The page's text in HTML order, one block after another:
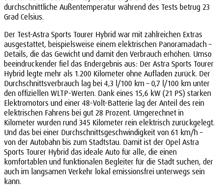
durchschnittliche Außentemperatur während des Tests betrug 23
Grad Celsius.
Der Test-Astra Sports Tourer Hybrid war mit zahlreichen Extras
ausgestattet, beispielsweise einem elektrischen Panoramadach –
Details, die das Gewicht und damit den Verbrauch erhöhen. Umso
beeindruckender fiel das Endergebnis aus: Der Astra Sports Tourer
Hybrid legte mehr als 1.200 Kilometer ohne Aufladen zurück. Der
Durchschnittsverbrauch lag bei 4,3 l/100 km – 0,7 l/100 km unter
den offiziellen WLTP-Werten. Dank eines 15,6 kW (21 PS) starken
Elektromotors und einer 48-Volt-Batterie lag der Anteil des rein
elektrischen Fahrens bei gut 28 Prozent. Umgerechnet in
Kilometer wurden rund 345 Kilometer rein elektrisch zurückgelegt.
Und das bei einer Durchschnittsgeschwindigkeit von 61 km/h –
von der Autobahn bis zum Stadtstau. Damit ist der Opel Astra
Sports Tourer Hybrid das ideale Auto für alle, die einen
komfortablen und funktionalen Begleiter für die Stadt suchen, der
auch im langsamen Verkehr lokal emissionsfrei unterwegs sein
kann.